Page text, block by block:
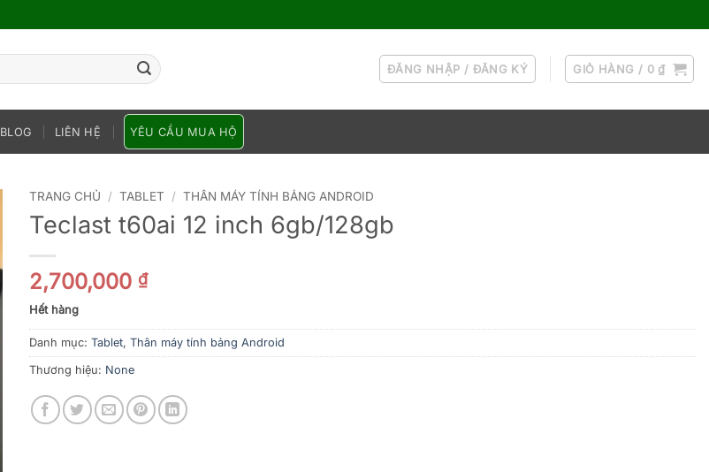
ĐĂNG NHẬP / ĐĂNG KÝ GIỎ HÀNG / 0 ₫
BLOG LIÊN HỆ YÊU CẦU MUA HỘ
TRANG CHỦ / TABLET / THÂN MÁY TÍNH BẢNG ANDROID
Teclast t60ai 12 inch 6gb/128gb
2,700,000 ₫
Hết hàng
Danh mục: Tablet, Thân máy tính bảng Android
Thương hiệu: None